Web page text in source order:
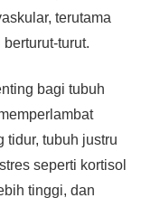
terutama
turut.
bagi tubuh
tidur, tubuh justru
seperti kortisol
tinggi, dan